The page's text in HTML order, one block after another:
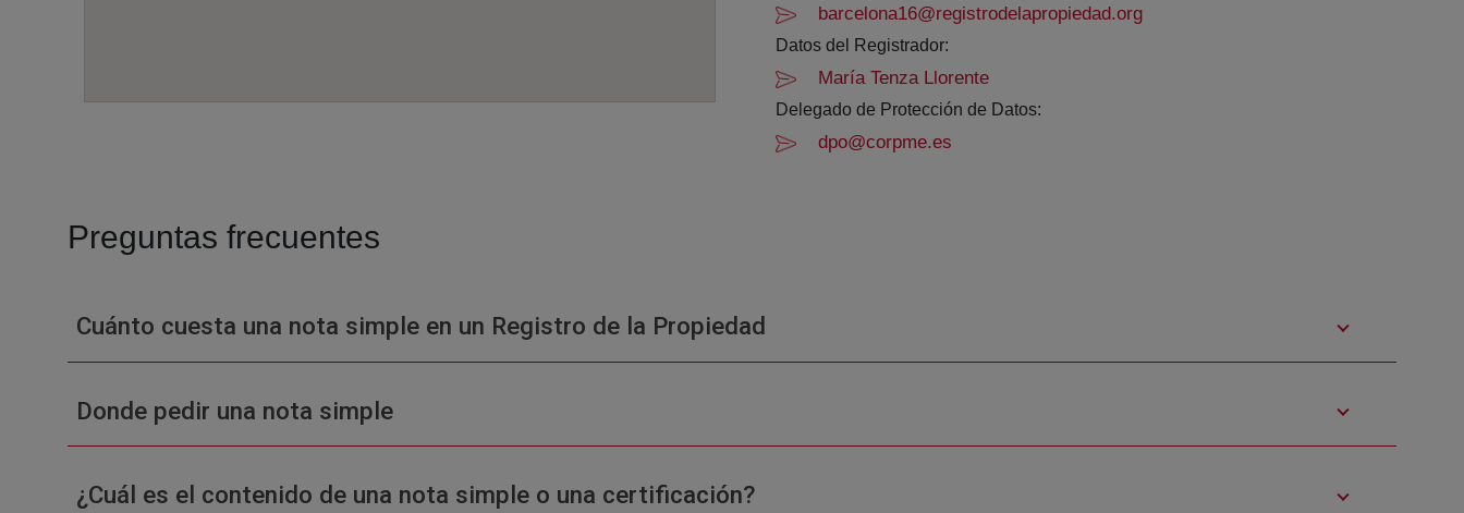
barcelona16@registrodelapropiedad.org
Datos del Registrador:
María Tenza Llorente
Delegado de Protección de Datos:
dpo@corpme.es
Preguntas frecuentes
Cuánto cuesta una nota simple en un Registro de la Propiedad
Donde pedir una nota simple
¿Cuál es el contenido de una nota simple o una certificación?